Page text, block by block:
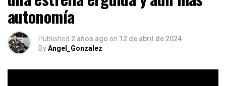
autonomía
Published 2 años ago on 12 de abril de 2024
ByAngel_Gonzalez